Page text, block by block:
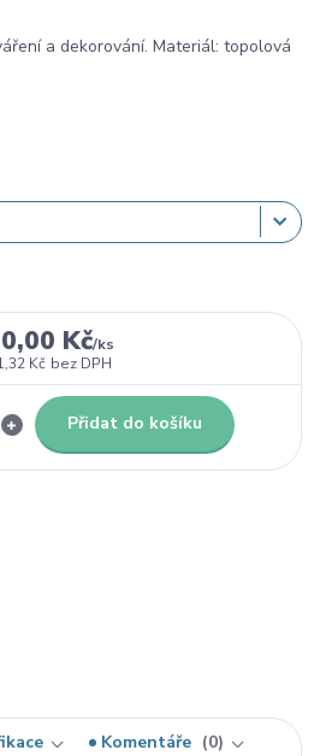
a dekorování. Materiál: topolová
Kč/ks
Kč bez DPH
Přidat do košíku
Komentáře
0